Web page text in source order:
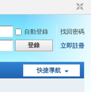
自動登錄
找回密碼
登錄 立即註冊
快捷導航